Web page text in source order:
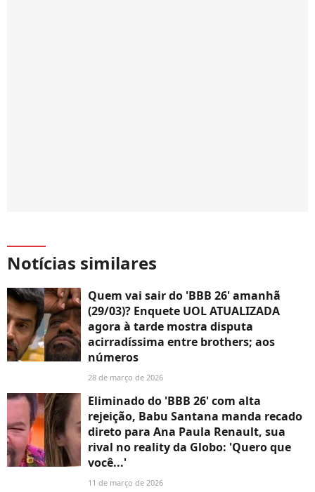
Notícias similares
Quem vai sair do 'BBB 26' amanhã
(29/03)? Enquete UOL ATUALIZADA
agora à tarde mostra disputa
acirradíssima entre brothers; aos
números
28 de março de 2026
Eliminado do 'BBB 26' com alta
rejeição, Babu Santana manda recado
direto para Ana Paula Renault, sua
rival no reality da Globo: 'Quero que
você...'
11 de março de 2026